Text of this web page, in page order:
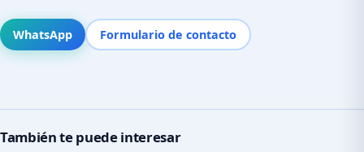
WhatsApp Formulario de contacto
También te puede interesar